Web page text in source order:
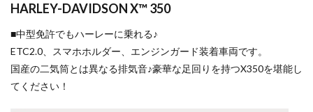
HARLEY-DAVIDSON X™ 350
■中型免許でもハーレーに乗れる♪
ETC2.0、スマホホルダー、エンジンガード装着車両です。
国産の二気筒とは異なる排気音♪豪華な足回りを持つX350を堪能し
てください！